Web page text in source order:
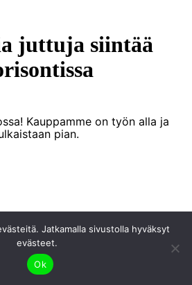
juttuja siintää
Kauppamme on työn alla ja
pian.
|PopularFX Theme
Jatkamalla sivustolla hyväksyt
evästeet.
Ok